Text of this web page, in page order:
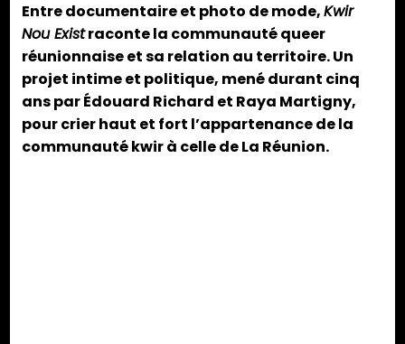
Entre documentaire et photo de mode,Kwir
Nou Existraconte la communauté queer
réunionnaise et sa relation au territoire. Un
projet intime et politique, mené durant cinq
ans par Édouard Richard et Raya Martigny,
pour crier haut et fort l’appartenance de la
communauté kwir à celle de La Réunion.